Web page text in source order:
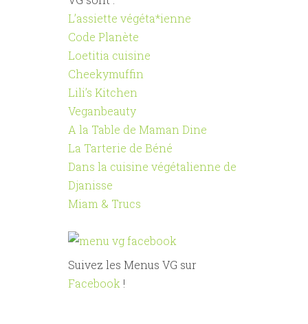
L’assiette végéta*ienne
Code Planète
Loetitia cuisine
Cheekymuffin
Lili’s Kitchen
Veganbeauty
A la Table de Maman Dine
La Tarterie de Béné
Dans la cuisine végétalienne de
Djanisse
Miam & Trucs
Suivez les Menus VG sur
Facebook !